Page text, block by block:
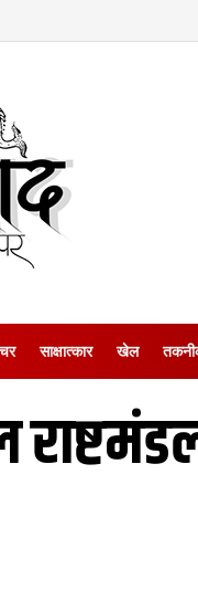
साक्षात्‍कार खेल